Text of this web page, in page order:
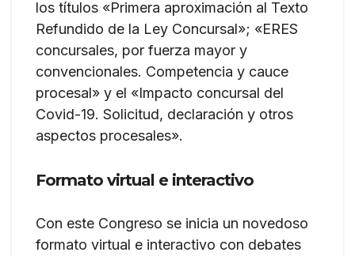
los títulos «Primera aproximación al Texto
Refundido de la Ley Concursal»; «ERES
concursales, por fuerza mayor y
convencionales. Competencia y cauce
procesal» y el «Impacto concursal del
Covid-19. Solicitud, declaración y otros
aspectos procesales».
Formato virtual e interactivo
Con este Congreso se inicia un novedoso
formato virtual e interactivo con debates